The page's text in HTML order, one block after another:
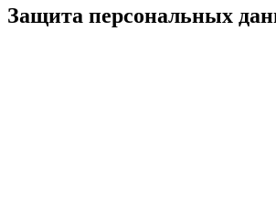
Защита персональных